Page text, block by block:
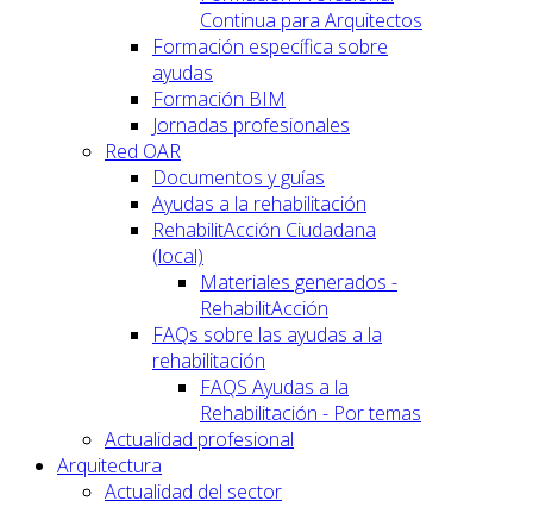
Continua para Arquitectos
Formación específica sobre
ayudas
Formación BIM
Jornadas profesionales
Red OAR
Documentos y guías
Ayudas a la rehabilitación
RehabilitAcción Ciudadana
(local)
Materiales generados -
RehabilitAcción
FAQs sobre las ayudas a la
rehabilitación
FAQS Ayudas a la
Rehabilitación - Por temas
Actualidad profesional
Arquitectura
Actualidad del sector